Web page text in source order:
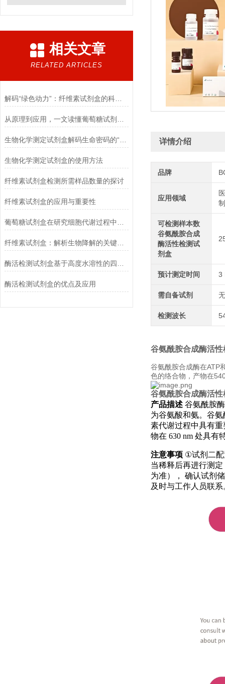
相关文章
RELATED ARTICLES
解码“绿色动力”：纤维素试剂盒的科学逻辑
生物化学测定试剂盒的使用方法
纤维素试剂盒检测所需样品数量的探讨
纤维素试剂盒的应用与重要性
纤维素试剂盒：解析生物降解的关键利器
酶活检测试剂盒的优点及应用
详情介绍
品牌
应用领域
可检测样本数
谷氨酰胺合成
酶活性检测试
剂盒
预计测定时间 3
需自备试剂
检测波长
谷氨酰胺合成酶活
谷氨酰胺合成酶在ATP
色的络合物，产物在
谷氨酰胺合成酶活
产品描述 谷氨酰胺
为谷氨酸和氨。谷
素代谢过程中具有
物在 630 nm 处具有
注意事项 ①试剂二
当稀释后再进行测
为准）， 确认试剂
及时与工作人员联系